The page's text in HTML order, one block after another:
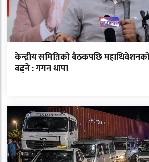
केन्द्रीय समितिको बैठकपछि महाधिवेशनको
बढ्ने : गगन थापा